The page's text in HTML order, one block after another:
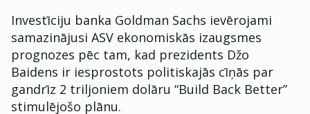
Investīciju banka Goldman Sachs ievērojami
samazinājusi ASV ekonomiskās izaugsmes
prognozes pēc tam, kad prezidents Džo
Baidens ir iesprostots politiskajās cīņās par
gandrīz 2 triljoniem dolāru “Build Back Better”
stimulējošo plānu.